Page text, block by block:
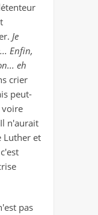
Je
Enfin,
eh
crier
peut-
voire
n'aurait
Luther et
pas